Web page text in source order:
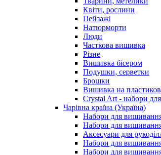
Квіти, рослини
Пейзажі
Натюрморти
Люди
Часткова вишивка
Різне
Вишивка бісером
Подушки, серветки
Брошки
Вишивка на
Crystal Art - набори
Чарівна країна (Україна)
Набори для вишивання
Набори для
Аксесуари для
Набори для
Набори для